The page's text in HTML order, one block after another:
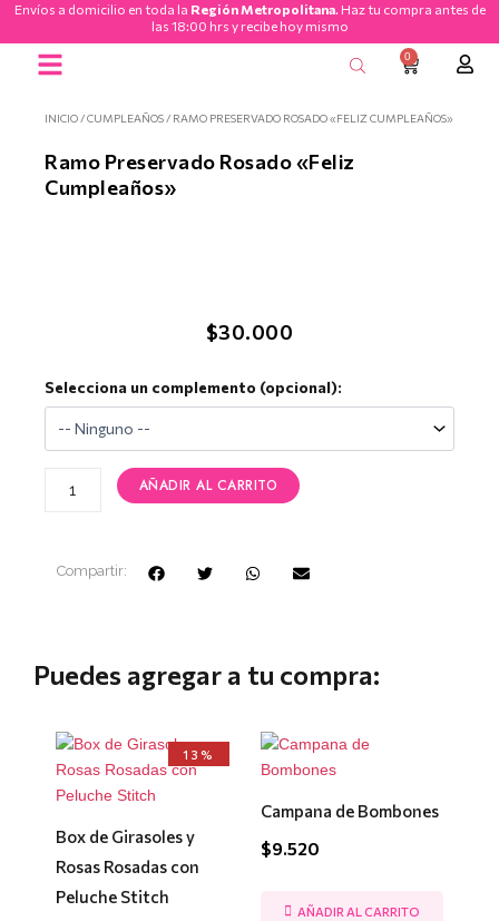
contenido
Envíos a domicilio en toda la Región Metropolitana. Haz tu compra antes de
las 18:00 hrs y recibe hoy mismo
0
CART
INICIO /CUMPLEAÑOS / RAMO PRESERVADO ROSADO «FELIZ CUMPLEAÑOS»
Ramo Preservado Rosado «Feliz
Cumpleaños»
$30.000
Selecciona un complemento (opcional):
Ramo
Preservado
Rosado
"Feliz
Cumpleaños"
cantidad
AÑADIR AL CARRITO
Compartir:
Puedes agregar a tu compra:
13%
Box de Girasoles y
Rosas Rosadas con
Peluche Stitch
El
precio
original
$63.000.
El
precio
Campana de Bombones
$9.520
AÑADIR AL CARRITO